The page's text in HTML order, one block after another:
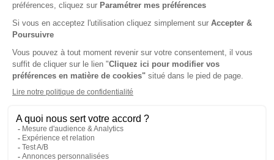
Ajouter au panier Ajouter au panier